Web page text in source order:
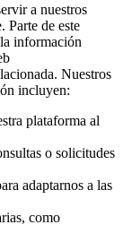
a nuestros
Parte de este
información
Nuestros
incluyen:
plataforma al
o solicitudes
adaptarnos a las
como